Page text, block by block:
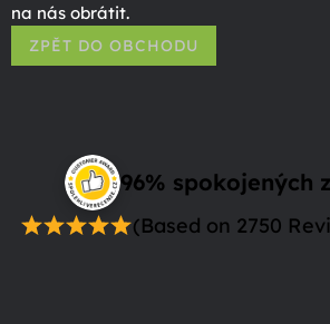
na nás obrátit.
ZPĚT DO OBCHODU
96% spokojených
(Based on 2750